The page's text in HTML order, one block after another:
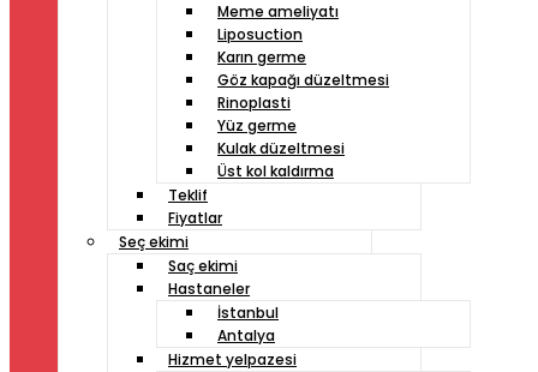
Meme ameliyatı
Liposuction
Karın germe
Göz kapağı düzeltmesi
Rinoplasti
Yüz germe
Kulak düzeltmesi
Üst kol kaldırma
Teklif
Fiyatlar
Seç ekimi
Saç ekimi
Hastaneler
İstanbul
Antalya
Hizmet yelpazesi